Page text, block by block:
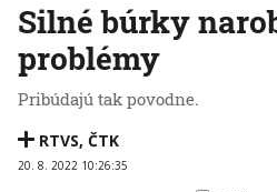
Silné búrky
problémy
Pribúdajú tak povodne.
RTVS, ČTK
20. 8. 2022 10:26:35